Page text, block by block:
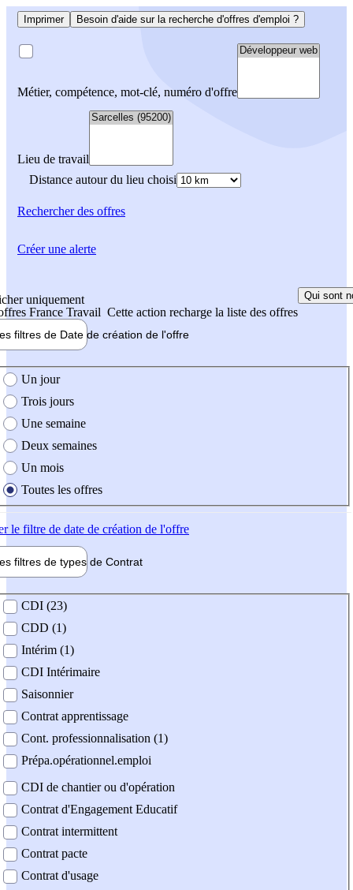
Imprimer Besoin d'aide sur la recherche d'offres d'emploi ?
Métier, compétence, mot-clé, numéro d'offre
Lieu de travail
Distance autour du lieu choisi
Rechercherdes offres
uniquement
France Travail Cette action recharge la liste des offres
Qui sont
filtres de Date de création de l'offre
création de l'offre
Un jour
Trois jours
Une semaine
Deux semaines
Un mois
Toutes les offres
le filtre de date de création de l'offre
filtres de types de Contrat
contrat
CDI (23)
CDD (1)
Intérim (1)
CDI Intérimaire
Saisonnier
Contrat apprentissage
Cont. professionnalisation (1)
Prépa.opérationnel.emploi
CDI de chantier ou d'opération
Contrat d'Engagement Educatif
Contrat intermittent
Contrat pacte
Contrat d'usage
Créer une alerte